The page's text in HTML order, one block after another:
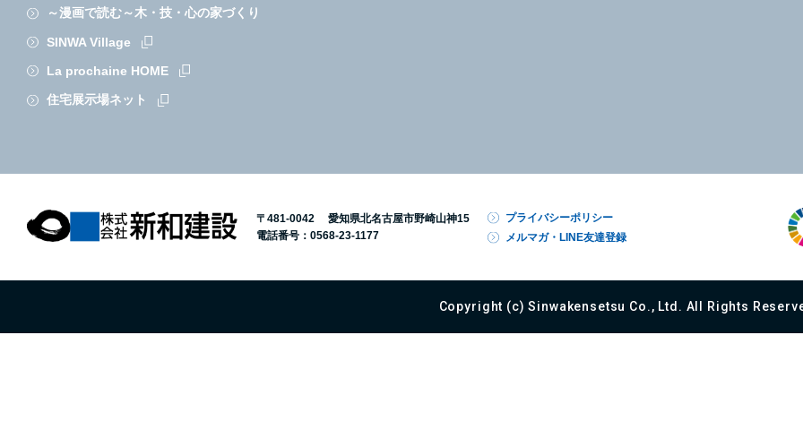
～漫画で読む～木・技・心の家づくり
SINWA Village
La prochaine HOME
住宅展示場ネット
〒481-0042 愛知県北名古屋市野崎山神15
電話番号： 0568-23-1177
プライバシーポリシー
メルマガ・LINE友達登録
Copyright (c) Sinwakensetsu Co., Ltd. All Rights